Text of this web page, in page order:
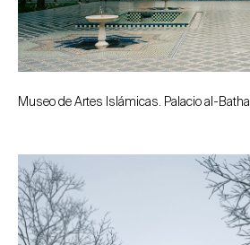
Museo de Artes Islámicas. Palacio al-Batha